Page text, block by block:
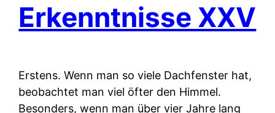
Erkenntnisse XXV
Erstens. Wenn man so viele Dachfenster hat,
beobachtet man viel öfter den Himmel.
Besonders, wenn man über vier Jahre lang